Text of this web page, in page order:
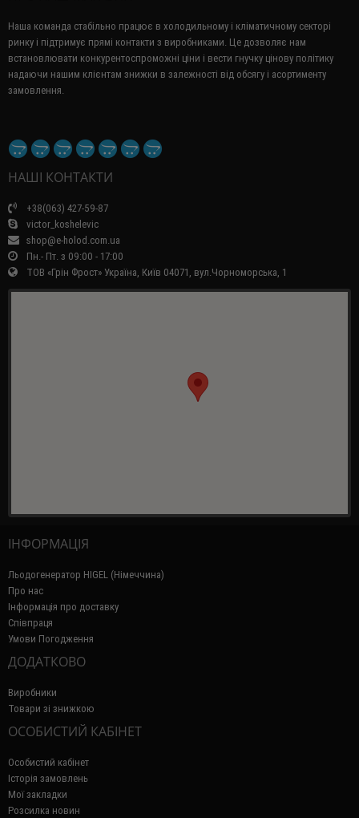
Наша команда стабільно працює в холодильному і кліматичному секторі
ринку і підтримує прямі контакти з виробниками. Це дозволяє нам
встановлювати конкурентоспроможні ціни і вести гнучку цінову політику
надаючи нашим клієнтам знижки в залежності від обсягу і асортименту
замовлення.
НАШІ КОНТАКТИ
+38(063) 427-59-87
victor_koshelevic
shop@e-holod.com.ua
Пн.- Пт. з 09:00 - 17:00
ТОВ «Грін Фрост» Україна, Київ 04071, вул.Чорноморська, 1
ІНФОРМАЦІЯ
Льодогенератор HIGEL (Німеччина)
Про нас
Інформація про доставку
Співпраця
Умови Погодження
ДОДАТКОВО
Виробники
Товари зі знижкою
ОСОБИСТИЙ КАБІНЕТ
Особистий кабінет
Історія замовлень
Мої закладки
Розсилка новин